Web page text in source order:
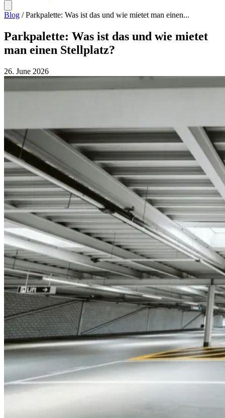
Blog / Parkpalette: Was ist das und wie mietet man einen...
Parkpalette: Was ist das und wie mietet
man einen Stellplatz?
26. June 2026